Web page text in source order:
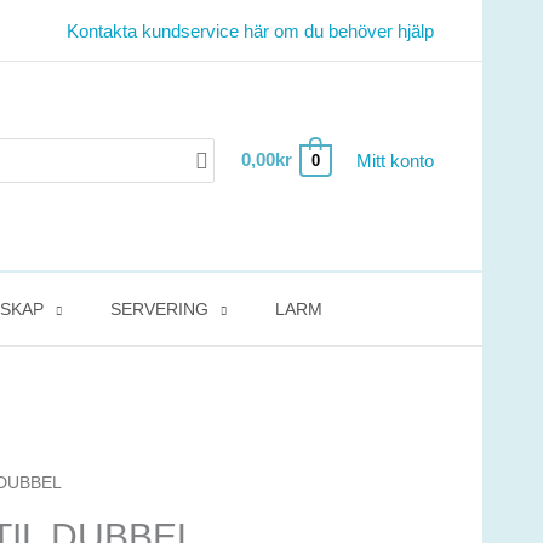
Kontakta kundservice här om du behöver hjälp
0,00kr 0 Mitt konto
SERVERING LARM